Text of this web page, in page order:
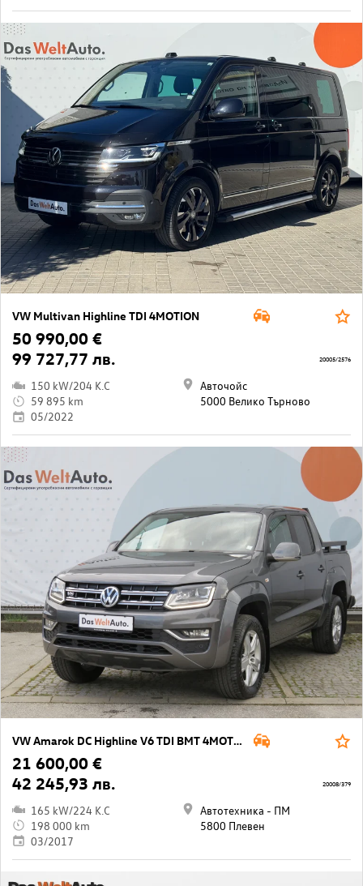
VW Multivan Highline TDI 4MOTION
50 990,00 €
99 727,77 лв.
150 kW/204 K.C
59 895 km
05/2022
Авточойс
5000 Велико Търново
20005/2576
VW Amarok DC Highline V6 TDI BMT 4MOTION
21 600,00 €
42 245,93 лв.
165 kW/224 K.C
198 000 km
03/2017
Автотехника - ПМ
5800 Плевен
20008/379